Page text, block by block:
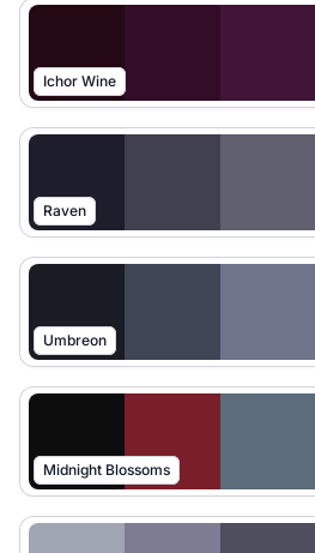
Ichor Wine
Raven
Umbreon
Midnight Blossoms